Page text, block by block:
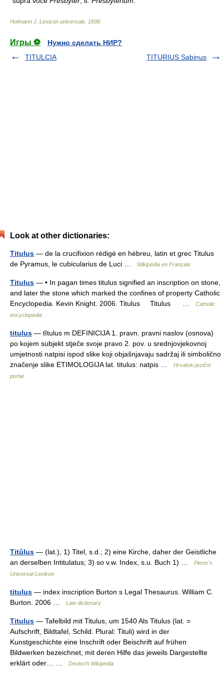
Hofmann J. Lexicon universale 1698
Игры ⚽
Нужно сделать НИР?
TITULCIA
TITURIUS Sabinus
Look at other dictionaries:
Titulus — de la crucifixion rédigé en hébreu, latin et grec Titulus
de Pyramus, le cubicularius de Luci …
Wikipédia en Français
Titulus — • In pagan times titulus signified an inscription on stone,
and later the stone which marked the confines of property Catholic
Encyclopedia. Kevin Knight. 2006. Titulus Titulus …
Catholic
encyclopedia
titulus — tȉtulus m DEFINICIJA 1. pravn. pravni naslov (osnova)
po kojem subjekt stječe svoje pravo 2. pov. u srednjovjekovnoj
umjetnosti natpisi ispod slike koji objašnjavaju sadržaj ili simbolično
značenje slike ETIMOLOGIJA lat. titulus: natpis …
Hrvatski jezični
portal
Titŭlus — (lat.), 1) Titel, s.d.; 2) eine Kirche, daher der Geistliche
an derselben Intitulatus; 3) so v.w. Index, s.u. Buch 1) …
Pierer's
Universal-Lexikon
titulus — index inscription Burton s Legal Thesaurus. William C.
Burton. 2006 …
Law dictionary
Titulus — Tafelbild mit Titulus, um 1540 Als Titulus (lat. =
Aufschrift, Bildtafel, Schild. Plural: Tituli) wird in der
Kunstgeschichte eine Inschrift oder Beischrift auf frühen
Bildwerken bezeichnet, mit deren Hilfe das jeweils Dargestellte
erklärt oder… …
Deutsch Wikipedia